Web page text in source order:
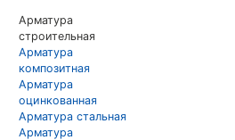
Арматура
строительная
Арматура
композитная
Арматура
оцинкованная
Арматура стальная
Арматура